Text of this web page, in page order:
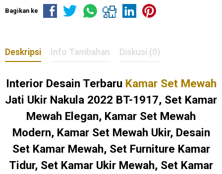
Bagikan ke
Deskripsi Info Tambahan Diskusi (0)
Interior Desain Terbaru Kamar Set Mewah
Jati Ukir Nakula 2022 BT-1917, Set Kamar
Mewah Elegan, Kamar Set Mewah
Modern, Kamar Set Mewah Ukir, Desain
Set Kamar Mewah, Set Furniture Kamar
Tidur, Set Kamar Ukir Mewah, Set Kamar